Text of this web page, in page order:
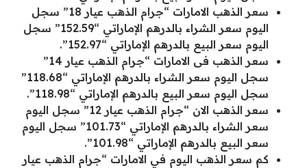
سعر الذهب الامارات “جرام الذهب عيار 18” سجل
اليوم سعر الشراء بالدرهم الإماراتي “152.59” سجل
اليوم سعر البيع بالدرهم الإماراتي “152.97”.
سعر الذهب فى الامارات “جرام الذهب عيار 14”
سجل اليوم سعر الشراء بالدرهم الإماراتي “118.68”
سجل اليوم سعر البيع بالدرهم الإماراتي “118.98”.
سعر الذهب الان “جرام الذهب عيار 12” سجل اليوم
سعر الشراء بالدرهم الإماراتي “101.73” سجل اليوم
سعر البيع بالدرهم الإماراتي “101.98”.
كم سعر الذهب اليوم في الامارات “جرام الذهب عيار